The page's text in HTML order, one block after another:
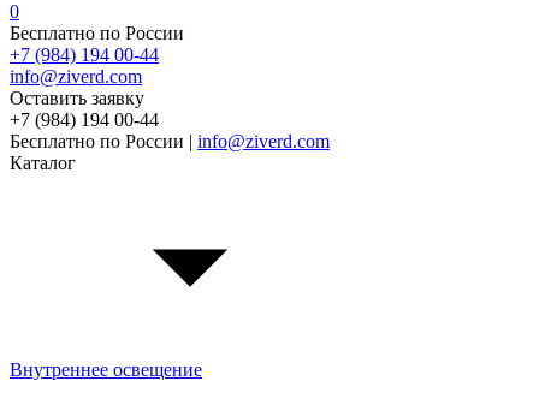
0
Бесплатно по России
+7 (984) 194 00-44
info@ziverd.com
Оставить заявку
+7 (984) 194 00-44
Бесплатно по России | info@ziverd.com
Каталог
Внутреннее освещение